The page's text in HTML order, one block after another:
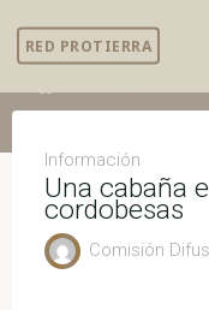
RED PROTIERRA
Información
Una cabaña
cordobesas
Comisión